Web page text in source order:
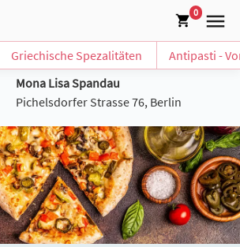
0
Griechische Spezalitäten
Antipasti -
Mona Lisa Spandau
Pichelsdorfer Strasse 76, Berlin